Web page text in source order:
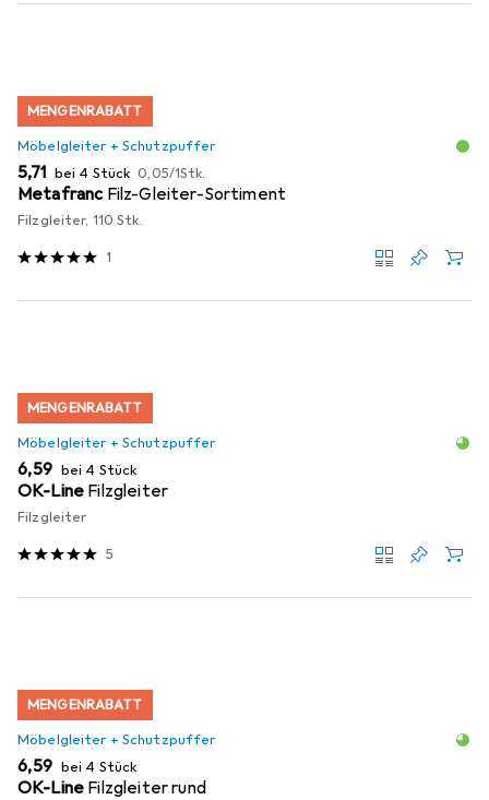
MENGENRABATT
Möbelgleiter + Schutzpuffer
EUR
5,71 bei 4 Stück EUR
0,05/1Stk.
Metafranc Filz-Gleiter-Sortiment
Filzgleiter, 110 Stk.
1
MENGENRABATT
Möbelgleiter + Schutzpuffer
EUR
6,59 bei 4 Stück
OK-Line Filzgleiter
Filzgleiter
5
MENGENRABATT
Möbelgleiter + Schutzpuffer
EUR
6,59 bei 4 Stück
OK-Line Filzgleiter rund